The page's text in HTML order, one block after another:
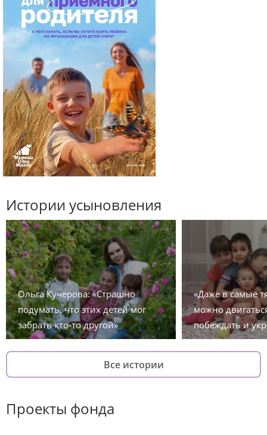
Истории усыновления
Ольга Кучерова: «Страшно
подумать, что этих детей мог
забрать кто-то другой»
«Даже в самые
можно
побеждать и
Все истории
Проекты фонда